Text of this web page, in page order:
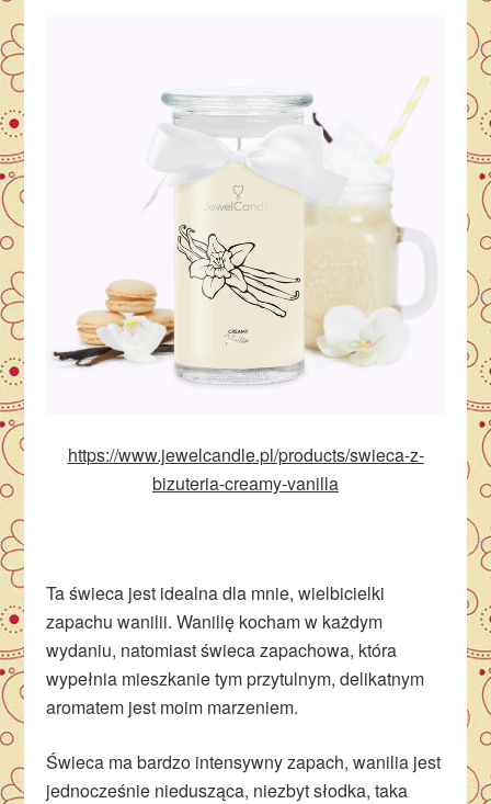
https://www.jewelcandle.pl/products/swieca-z-
bizuteria-creamy-vanilla
Ta świeca jest idealna dla mnie, wielbicielki
zapachu wanilii. Wanilię kocham w każdym
wydaniu, natomiast świeca zapachowa, która
wypełnia mieszkanie tym przytulnym, delikatnym
aromatem jest moim marzeniem.
Świeca ma bardzo intensywny zapach, wanilia jest
jednocześnie niedusząca, niezbyt słodka, taka